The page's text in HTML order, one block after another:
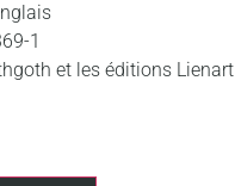
1
et les éditions Lienart